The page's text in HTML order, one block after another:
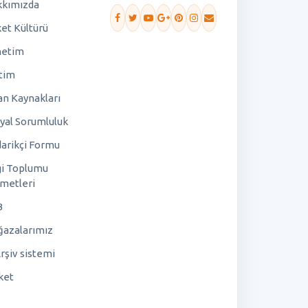
Kültürü
Kaynakları
Sorumluluk
Formu
Toplumu
sistemi